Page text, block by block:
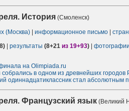
История (Смоленск)
(Москва) информационное письмо
результаты (8+21 из 19+93)
фотографии
на Olimpiada.ru
собрались в одном из древнейших городов
одиннадцатиклассник стал
Французский язык (Великий